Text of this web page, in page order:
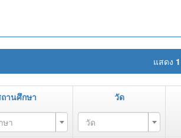
แสดง
านศึกษา วัด
ษา วัด